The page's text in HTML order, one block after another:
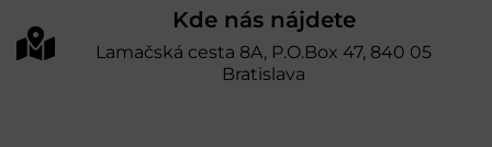
Kde nás nájdete
Lamačská cesta 8A, P.O.Box 47, 840 05
Bratislava